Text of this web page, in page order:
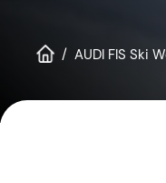
Control-
AUDI FIS Ski